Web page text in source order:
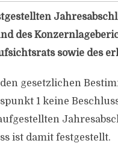
des
sowie des
gesetzlichen
1 keine
ist damit festgestellt.